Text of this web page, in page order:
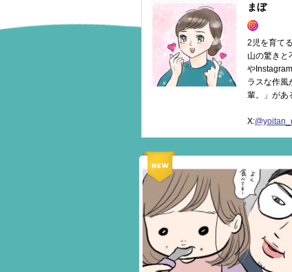
まぼ
2児を育て
山の驚きと
や
ラスな作風
輩。」があ
X: